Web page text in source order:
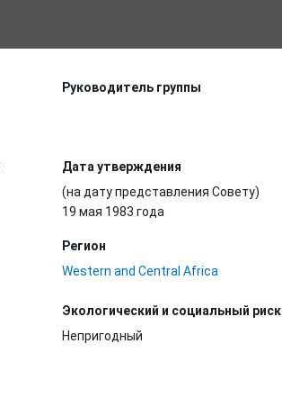
Руководитель группы
Дата утверждения
(на дату представления Совету)
19 мая 1983 года
Регион
Western and Central Africa
Экологический и социальный риск
Непригодный